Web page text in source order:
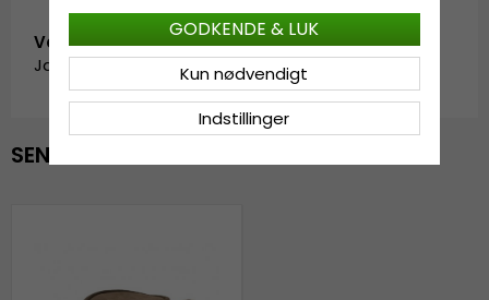
Vare-ID:
Jacaru.1064.kimberly-brown-3
SENAST VISTE
Indstillinger
Kun nødvendigt
GODKENDE & LUK